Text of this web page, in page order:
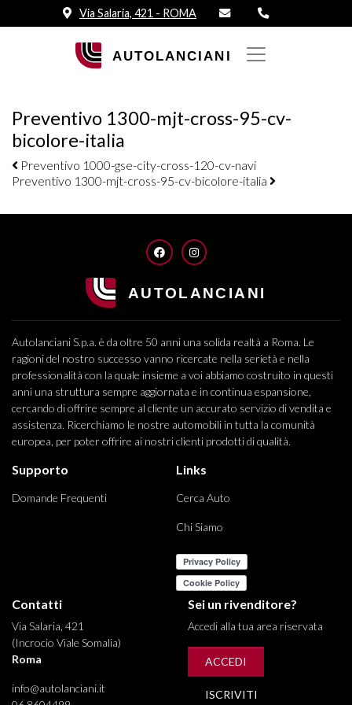
Via Salaria, 421 - ROMA
Preventivo 1300-mjt-cross-95-cv-
bicolore-italia
Navigazione elementi
Preventivo 1000-gse-city-cross-120-cv-navi
Preventivo 1300-mjt-cross-95-cv-bicolore-italia
FACEBOOKINSTAGRAM
Autolanciani S.p.a. è da oltre 50 anni una solida realtà a Roma. Le
ragioni del nostro successo vanno ricercate nella serietà e nella
professionalità con la quale insieme a voi abbiamo costruito in questi
anni una struttura sempre aggiornata e in continua espansione,
cercando di offrire sempre al cliente un accurato servizio di vendita e
assistenza. Ricerchiamo le nostre automobili in tutta la comunità
europea, per poter offrire ai nostri clienti prodotti di qualità.
Supporto
Domande Frequenti
Links
Cerca Auto
Chi Siamo
Contatti
Via Salaria, 421
(Incrocio Viale Somalia)
Roma
info@autolanciani.it
Sei un rivenditore?
Accedi alla tua area riservata
ACCEDI
ISCRIVITI